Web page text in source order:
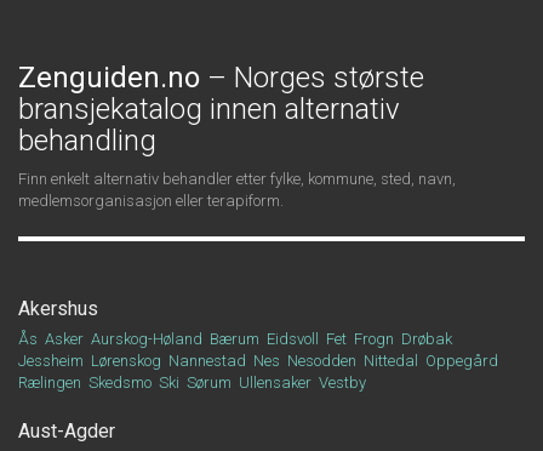
Zenguiden.no – Norges største
bransjekatalog innen alternativ
behandling
Finn enkelt alternativ behandler etter fylke, kommune, sted, navn,
medlemsorganisasjon eller terapiform.
Akershus
Ås Asker Aurskog-Høland Bærum Eidsvoll Fet Frogn Drøbak
Jessheim Lørenskog Nannestad Nes Nesodden Nittedal
Oppegård
Rælingen Skedsmo Ski Sørum Ullensaker Vestby
Aust-Agder